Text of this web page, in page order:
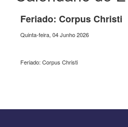
Feriado: Corpus Christi
Quinta-feira, 04 Junho 2026
Feriado: Corpus Christi